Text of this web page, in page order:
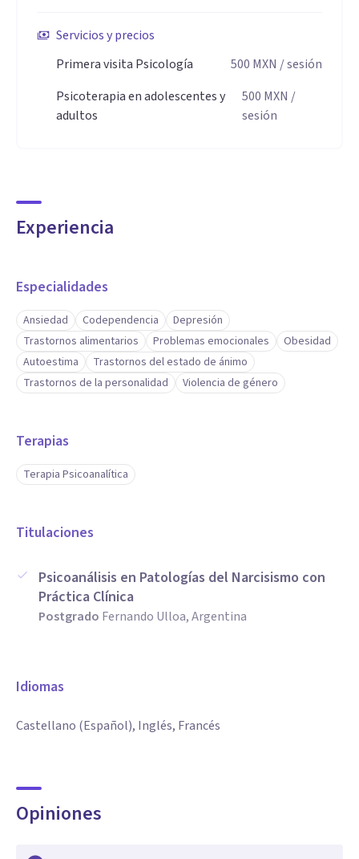
Servicios y precios
Primera visita Psicología
500 MXN / sesión
Psicoterapia en adolescentes y
adultos
500 MXN /
sesión
Experiencia
Especialidades
Ansiedad Codependencia
Depresión
Trastornos alimentarios
Problemas emocionales
Obesidad
Autoestima
Trastornos del estado de ánimo
Trastornos de la personalidad
Violencia de género
Terapias
Terapia Psicoanalítica
Titulaciones
Psicoanálisis en Patologías del Narcisismo con
Práctica Clínica
Postgrado Fernando Ulloa, Argentina
Idiomas
Castellano (Español), Inglés, Francés
Opiniones